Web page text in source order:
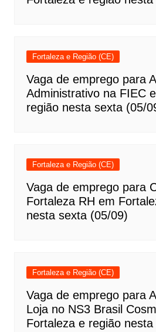
Fortaleza e Região (CE)
Vaga de emprego para
Administrativo na FIEC
região nesta sexta (05/
Fortaleza e Região (CE)
Vaga de emprego para
Fortaleza RH em
nesta sexta (05/09)
Fortaleza e Região (CE)
Vaga de emprego para
Loja no NS3 Brasil
Fortaleza e região